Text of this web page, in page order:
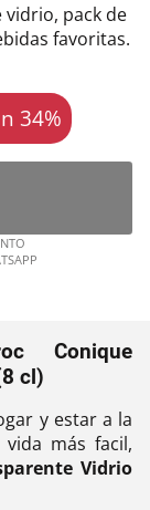
vidrio, pack de
favoritas.
34%
Conique
cl)
y estar a la
más facil,
Vidrio